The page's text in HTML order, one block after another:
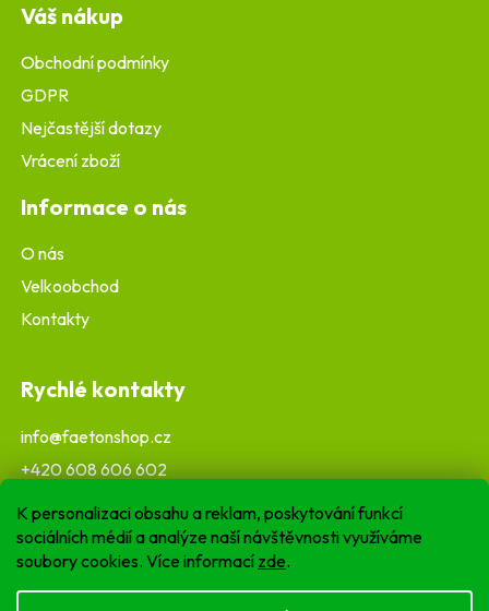
K personalizaci obsahu a reklam, poskytování funkcí
sociálních médií a analýze naší návštěvnosti využíváme
soubory cookies. Více informací zde.
Váš nákup
Obchodní podmínky
GDPR
Nejčastější dotazy
Vrácení zboží
Informace o nás
O nás
Velkoobchod
Kontakty
Rychlé kontakty
info@faetonshop.cz
+420 608 606 602